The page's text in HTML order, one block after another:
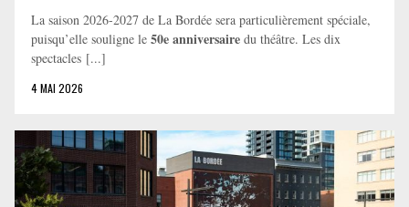
La saison 2026-2027 de La Bordée sera particulièrement spéciale,
puisqu’elle souligne le 50e anniversaire du théâtre. Les dix
spectacles [...]
4 MAI 2026